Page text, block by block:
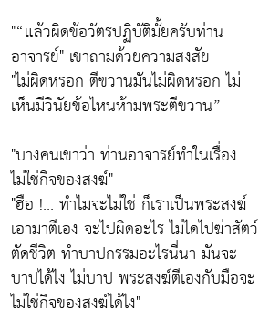
"“แล้วผิดข้อวัตรปฏิบัติมั้ยครับท่าน
อาจารย์" เขาถามด้วยความสงสัย
"ไม่ผิดหรอก ตีขวานมันไม่ผิดหรอก ไม่
เห็นมีวินัยข้อไหนห้ามพระตีขวาน”
"บางคนเขาว่า ท่านอาจารย์ทำในเรื่อง
ไม่ใช่กิจของสงฆ์"
"ฮือ !... ทำไมจะไม่ใช่ ก็เราเป็นพระสงฆ์
เอามาตีเอง จะไปผิดอะไร ไม่ไดไปฆ่าสัตว์
ตัดชีวิต ทำบาปกรรมอะไรนี่นา มันจะ
บาปได้ไง ไม่บาป พระสงฆ์ตีเองกับมือจะ
ไม่ใช่กิจของสงฆ์ได้ไง"